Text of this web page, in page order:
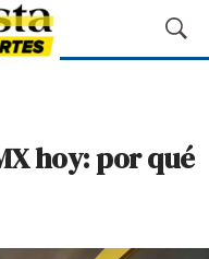
M
o
a
r
s
hoy: por qué